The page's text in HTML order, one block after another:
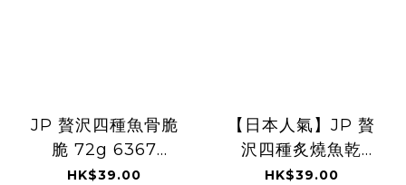
JP 贅沢四種魚骨脆
脆 72g 6367
TK260806
HK$39.00
【日本人氣】JP 贅
沢四種炙燒魚乾
72g 6398
HK$39.00